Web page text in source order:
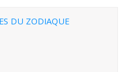
DU ZODIAQUE